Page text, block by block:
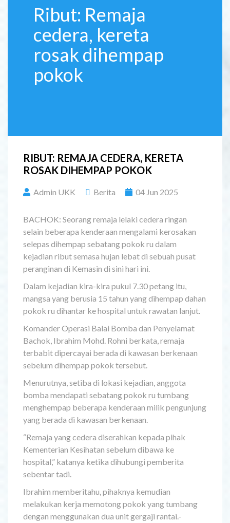
Ribut: Remaja
cedera, kereta
rosak dihempap
pokok
RIBUT: REMAJA CEDERA, KERETA
ROSAK DIHEMPAP POKOK
Admin UKK Berita 04 Jun 2025
BACHOK: Seorang remaja lelaki cedera ringan
selain beberapa kenderaan mengalami kerosakan
selepas dihempap sebatang pokok ru dalam
kejadian ribut semasa hujan lebat di sebuah pusat
peranginan di Kemasin di sini hari ini.
Dalam kejadian kira-kira pukul 7.30 petang itu,
mangsa yang berusia 15 tahun yang dihempap dahan
pokok ru dihantar ke hospital untuk rawatan lanjut.
Komander Operasi Balai Bomba dan Penyelamat
Bachok, Ibrahim Mohd. Rohni berkata, remaja
terbabit dipercayai berada di kawasan berkenaan
sebelum dihempap pokok tersebut.
Menurutnya, setiba di lokasi kejadian, anggota
bomba mendapati sebatang pokok ru tumbang
menghempap beberapa kenderaan milik pengunjung
yang berada di kawasan berkenaan.
“Remaja yang cedera diserahkan kepada pihak
Kementerian Kesihatan sebelum dibawa ke
hospital,” katanya ketika dihubungi pemberita
sebentar tadi.
Ibrahim memberitahu, pihaknya kemudian
melakukan kerja memotong pokok yang tumbang
dengan menggunakan dua unit gergaji rantai.-